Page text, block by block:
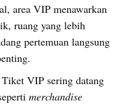
area VIP menawarkan
ruang yang lebih
pertemuan langsung
VIP sering datang
merchandise